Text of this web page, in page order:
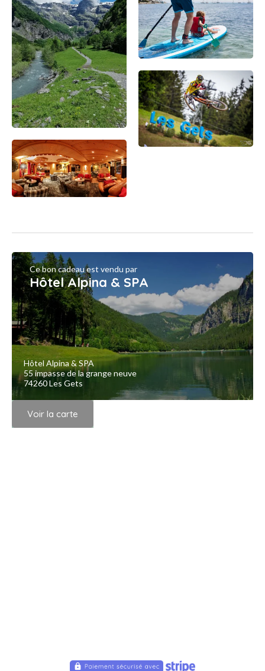
Ce bon cadeau est vendu par
Hôtel Alpina & SPA
Hôtel Alpina & SPA
55 impasse de la grange neuve
74260 Les Gets
Voir la carte